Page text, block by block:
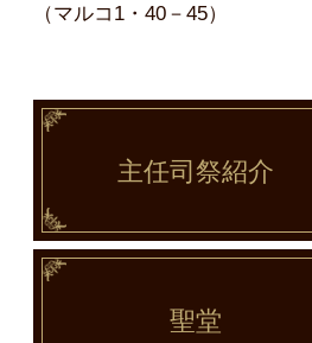
（マルコ1・40－45）
主任司祭紹介
聖堂